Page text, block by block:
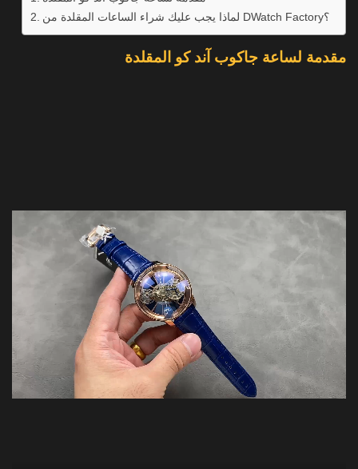
لماذا يجب عليك شراء الساعات المقلدة من DWatch Factory؟
مقدمة لساعة جاكوب آند كو المقلدة